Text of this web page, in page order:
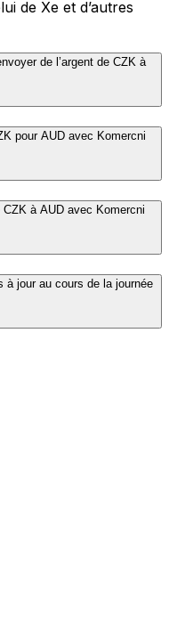
de Xe et d’autres
de l’argent de CZK à
pour AUD avec Komercni
à AUD avec Komercni
à jour au cours de la journée